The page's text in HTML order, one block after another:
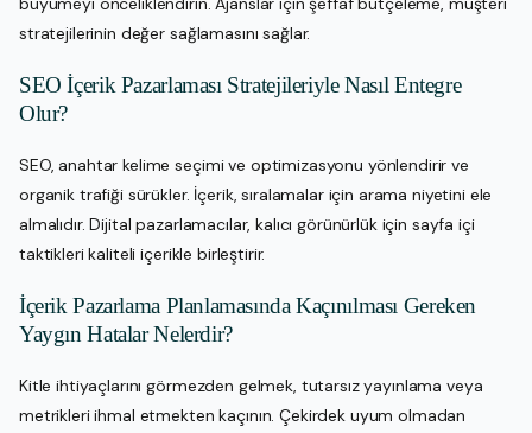
stratejilerinin değer sağlamasını sağlar.
SEO İçerik Pazarlaması Stratejileriyle Nasıl Entegre
Olur?
SEO, anahtar kelime seçimi ve optimizasyonu yönlendirir ve
organik trafiği sürükler. İçerik, sıralamalar için arama niyetini ele
almalıdır. Dijital pazarlamacılar, kalıcı görünürlük için sayfa içi
taktikleri kaliteli içerikle birleştirir.
İçerik Pazarlama Planlamasında Kaçınılması Gereken
Yaygın Hatalar Nelerdir?
Kitle ihtiyaçlarını görmezden gelmek, tutarsız yayınlama veya
metrikleri ihmal etmekten kaçının. Çekirdek uyum olmadan